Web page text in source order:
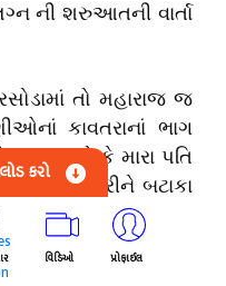
ની શરુઆતની વાર્તા
તો મહારાજ જ
કાવતરાનાં ભાગ
આવ્યું જો કે મારા પતિ
હિંમત કરીને બટાકા
મુકી.. બીજા ગેસ ઉપર
કરો
વિડિઓ પ્રોફાઈલ